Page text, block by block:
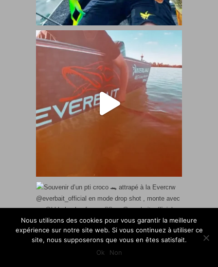
Nous utilisons des cookies pour vous garantir la meilleure
expérience sur notre site web. Si vous continuez à utiliser ce
site, nous supposerons que vous en êtes satisfait.
Ok
Non